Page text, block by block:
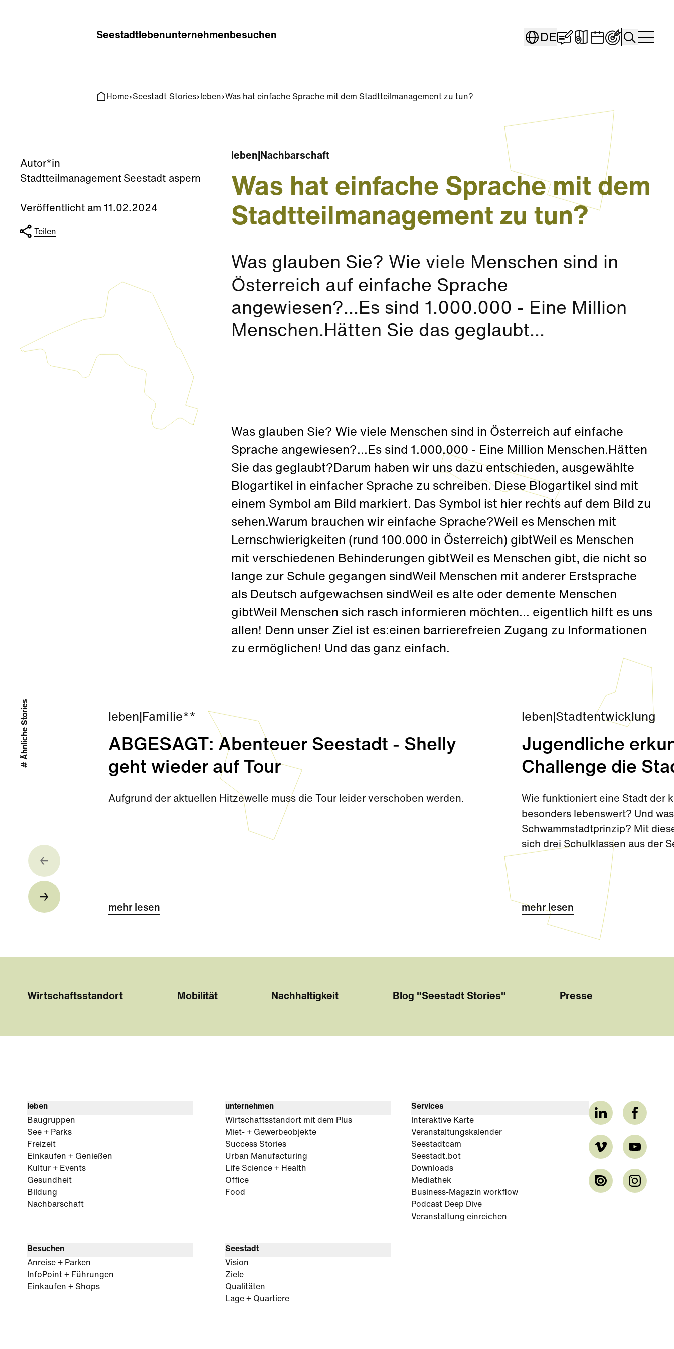
Seestadtlebenunternehmenbesuchen DE Blog "Seestadt
Interaktive Karte
Search
Home Seestadt Stories leben Was hat einfache Sprache mit dem Stadtteilmanagement zu tun?
Autor*in
Stadtteilmanagement Seestadt aspern
Veröffentlicht am 11.02.2024
Teilen
leben Nachbarschaft
Was hat einfache Sprache mit dem
Stadtteilmanagement zu tun?
Was glauben Sie? Wie viele Menschen sind in
Österreich auf einfache Sprache
angewiesen?...Es sind 1.000.000 - Eine Million
Menschen.Hätten Sie das geglaubt...
Was glauben Sie? Wie viele Menschen sind in Österreich auf einfache
Sprache angewiesen?...Es sind 1.000.000 - Eine Million Menschen.Hätten
Sie das geglaubt?Darum haben wir uns dazu entschieden, ausgewählte
Blogartikel in einfacher Sprache zu schreiben. Diese Blogartikel sind mit
einem Symbol am Bild markiert. Das Symbol ist hier rechts auf dem Bild zu
sehen.Warum brauchen wir einfache Sprache?Weil es Menschen mit
Lernschwierigkeiten (rund 100.000 in Österreich) gibtWeil es Menschen
mit verschiedenen Behinderungen gibtWeil es Menschen gibt, die nicht so
lange zur Schule gegangen sindWeil Menschen mit anderer Erstsprache
als Deutsch aufgewachsen sindWeil es alte oder demente Menschen
gibtWeil Menschen sich rasch informieren möchten... eigentlich hilft es uns
allen! Denn unser Ziel ist es:einen barrierefreien Zugang zu Informationen
zu ermöglichen! Und das ganz einfach.
leben Familie**
ABGESAGT: Abenteuer Seestadt - Shelly
geht wieder auf Tour
Aufgrund der aktuellen Hitzewelle muss die Tour leider verschoben werden.
mehr lesen
leben Stadtentwicklung
Jugendliche
Challenge die
Wie funktioniert eine Stadt der
besonders lebenswert? Und
Schwammstadtprinzip? Mit
sich drei Schulklassen aus der
Challenge kurz vor den
mehr lesen
# Ähnliche Stories
Wirtschaftsstandort Mobilität Nachhaltigkeit Blog "Seestadt Stories" Presse
leben
Baugruppen
See + Parks
Freizeit
Einkaufen + Genießen
Kultur + Events
Gesundheit
Bildung
Nachbarschaft
unternehmen
Wirtschaftsstandort mit dem Plus
Miet- + Gewerbeobjekte
Success Stories
Urban Manufacturing
Life Science + Health
Office
Food
Besuchen
Anreise + Parken
InfoPoint + Führungen
Einkaufen + Shops
Seestadt
Vision
Ziele
Qualitäten
Lage + Quartiere
Services
Interaktive Karte
Veranstaltungskalender
Seestadtcam
Seestadt.bot
Downloads
Mediathek
Business-Magazin workflow
Podcast Deep Dive
Veranstaltung einreichen